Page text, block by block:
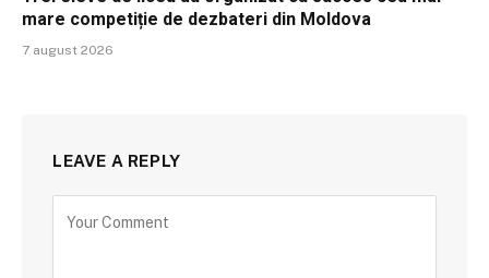
mare competiție de dezbateri din Moldova
7 august 2026
LEAVE A REPLY